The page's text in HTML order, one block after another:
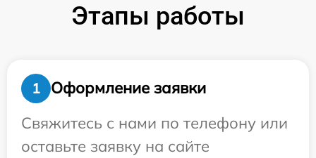
Этапы работы
1
Оформление заявки
Свяжитесь с нами по телефону или
оставьте заявку на сайте